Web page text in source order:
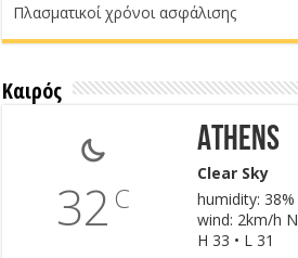
Πλασματικοί χρόνοι ασφάλισης
Καιρός
32 C
Athens
Clear Sky
humidity: 38%
wind: 2km/h N
H 33 • L 31